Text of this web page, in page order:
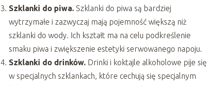
Szklanki do piwa.Szklanki do piwa są bardziej
wytrzymałe i zazwyczaj mają pojemność większą niż
szklanki do wody. Ich kształt ma na celu podkreślenie
smaku piwa i zwiększenie estetyki serwowanego napoju.
Szklanki do drinków.Drinki i koktajle alkoholowe pije się
w specjalnych szklankach, które cechują się specjalnym